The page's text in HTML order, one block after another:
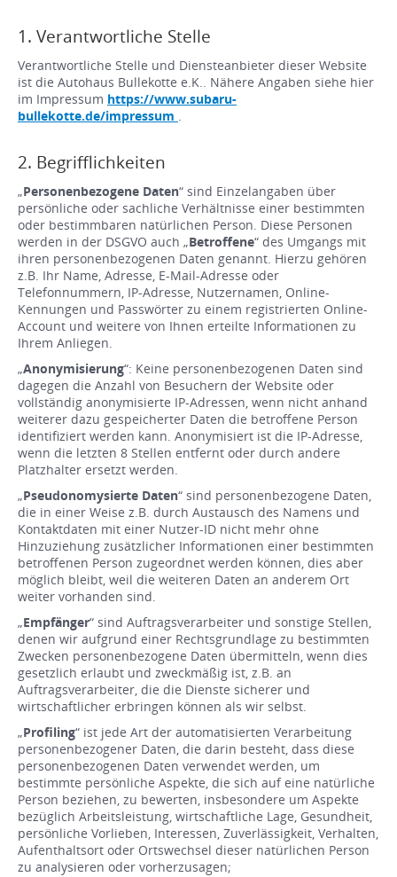
1. Verantwortliche Stelle
Verantwortliche Stelle und Diensteanbieter dieser Website
ist die Autohaus Bullekotte e.K.. Nähere Angaben siehe hier
im Impressum https://www.subaru-
bullekotte.de/impressum .
2. Begrifflichkeiten
„Personenbezogene Daten“ sind Einzelangaben über
persönliche oder sachliche Verhältnisse einer bestimmten
oder bestimmbaren natürlichen Person. Diese Personen
werden in der DSGVO auch „Betroffene“ des Umgangs mit
ihren personenbezogenen Daten genannt. Hierzu gehören
z.B. Ihr Name, Adresse, E-Mail-Adresse oder
Telefonnummern, IP-Adresse, Nutzernamen, Online-
Kennungen und Passwörter zu einem registrierten Online-
Account und weitere von Ihnen erteilte Informationen zu
Ihrem Anliegen.
„Anonymisierung“: Keine personenbezogenen Daten sind
dagegen die Anzahl von Besuchern der Website oder
vollständig anonymisierte IP-Adressen, wenn nicht anhand
weiterer dazu gespeicherter Daten die betroffene Person
identifiziert werden kann. Anonymisiert ist die IP-Adresse,
wenn die letzten 8 Stellen entfernt oder durch andere
Platzhalter ersetzt werden.
„Pseudonomysierte Daten“ sind personenbezogene Daten,
die in einer Weise z.B. durch Austausch des Namens und
Kontaktdaten mit einer Nutzer-ID nicht mehr ohne
Hinzuziehung zusätzlicher Informationen einer bestimmten
betroffenen Person zugeordnet werden können, dies aber
möglich bleibt, weil die weiteren Daten an anderem Ort
weiter vorhanden sind.
„Empfänger“ sind Auftragsverarbeiter und sonstige Stellen,
denen wir aufgrund einer Rechtsgrundlage zu bestimmten
Zwecken personenbezogene Daten übermitteln, wenn dies
gesetzlich erlaubt und zweckmäßig ist, z.B. an
Auftragsverarbeiter, die die Dienste sicherer und
wirtschaftlicher erbringen können als wir selbst.
„Profiling“ ist jede Art der automatisierten Verarbeitung
personenbezogener Daten, die darin besteht, dass diese
personenbezogenen Daten verwendet werden, um
bestimmte persönliche Aspekte, die sich auf eine natürliche
Person beziehen, zu bewerten, insbesondere um Aspekte
bezüglich Arbeitsleistung, wirtschaftliche Lage, Gesundheit,
persönliche Vorlieben, Interessen, Zuverlässigkeit, Verhalten,
Aufenthaltsort oder Ortswechsel dieser natürlichen Person
zu analysieren oder vorherzusagen;